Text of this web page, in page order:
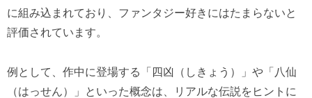
に組み込まれており、ファンタジー好きにはたまらないと
評価されています。
例として、作中に登場する「四凶（しきょう）」や「八仙
（はっせん）」といった概念は、リアルな伝説をヒントに